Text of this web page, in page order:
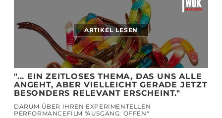
ARTIKEL LESEN
"... EIN ZEITLOSES THEMA, DAS UNS ALLE
ANGEHT, ABER VIELLEICHT GERADE JETZT
BESONDERS RELEVANT ERSCHEINT."
DARUM ÜBER IHREN EXPERIMENTELLEN
PERFORMANCEFILM "AUSGANG: OFFEN"